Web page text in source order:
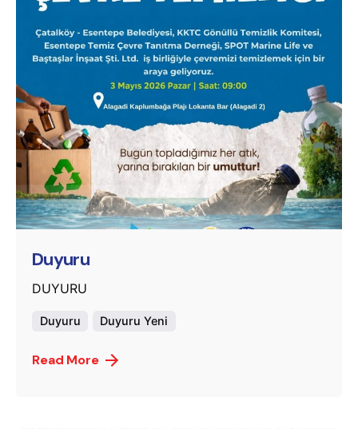
Posted by
murat.sozuak
Duyuru
DUYURU
Duyuru Duyuru Yeni
Read More